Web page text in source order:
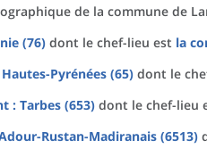
de la commune de
(76) dont le chef-lieu est la
Pyrénées (65) dont le
: Tarbes (653) dont le chef-lieu
Rustan-Madiranais (6513)